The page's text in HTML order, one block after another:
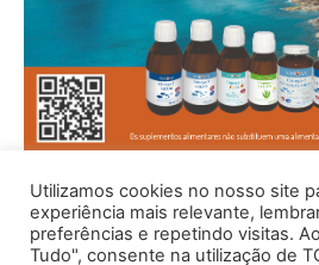
Utilizamos cookies no nosso site
experiência mais relevante,
preferências e repetindo visitas.
Tudo", consente na utilização de